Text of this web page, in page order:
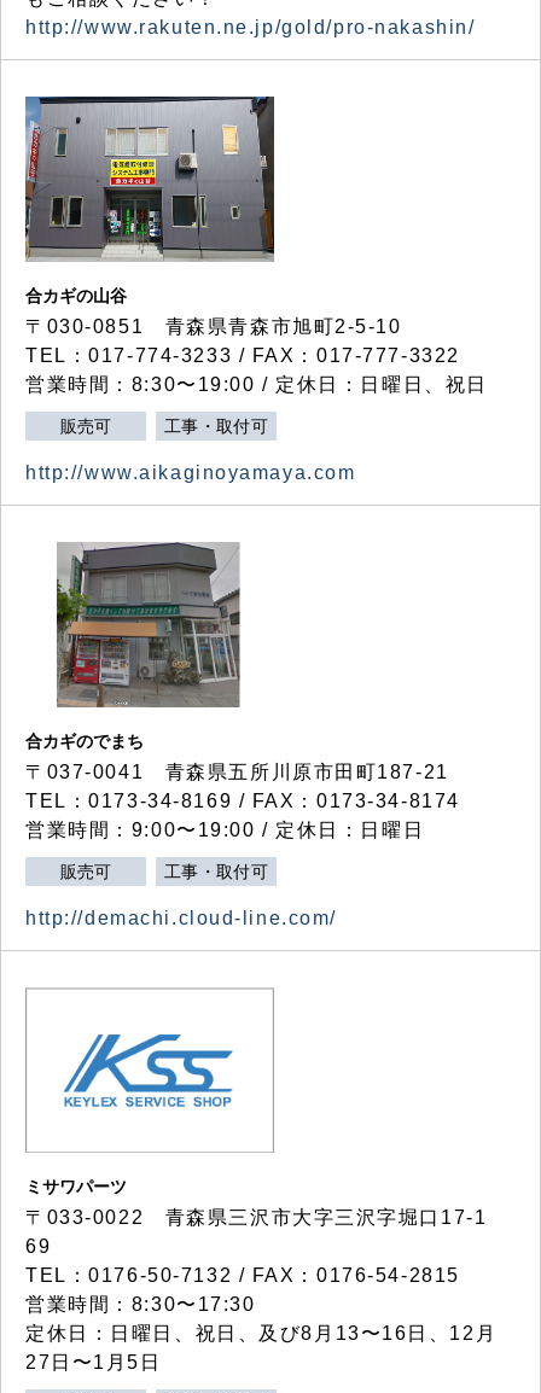
http://www.rakuten.ne.jp/gold/pro-nakashin/
合カギの山谷
〒030-0851 青森県青森市旭町2-5-10
TEL：017-774-3233 / FAX：017-777-3322
営業時間：8:30〜19:00 / 定休日：日曜日、祝日
販売可 工事・取付可
http://www.aikaginoyamaya.com
合カギのでまち
〒037-0041 青森県五所川原市田町187-21
TEL：0173-34-8169 / FAX：0173-34-8174
営業時間：9:00〜19:00 / 定休日：日曜日
販売可 工事・取付可
http://demachi.cloud-line.com/
ミサワパーツ
〒033-0022 青森県三沢市大字三沢字堀口17-1
69
TEL：0176-50-7132 / FAX：0176-54-2815
営業時間：8:30〜17:30
定休日：日曜日、祝日、及び8月13〜16日、12月
27日〜1月5日